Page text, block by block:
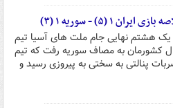
ایران ۱ (۵) - سوریه ۱ (۳)
یک هشتم نهایی جام ملت های آسیا تیم
کشورمان به مصاف سوریه رفت که تیم
پنالتی به سختی به پیروزی رسید و